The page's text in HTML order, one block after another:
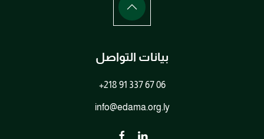
بيانات التواصل
+218 91 337 67 06
info@edama.org.ly